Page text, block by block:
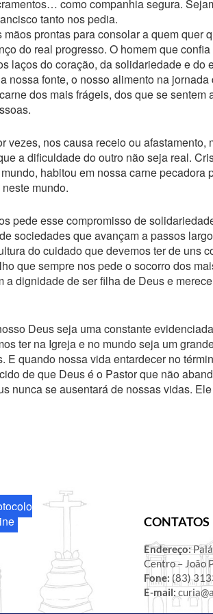
como companhia segura.
tanto nos pedia.
prontas para consolar a quem quer
do real progresso. O homem que
laços do coração, da solidariedade e do
nossa fonte, o nosso alimento na
dos mais frágeis, dos que se
vezes, nos causa receio ou
a dificuldade do outro não seja real.
habitou em nossa carne pecadora
mundo.
pede esse compromisso de
sociedades que avançam a passos
do cuidado que devemos ter de uns
que sempre nos pede o socorro dos
a dignidade de ser filha de Deus e
Deus seja uma constante
ter na Igreja e no mundo seja um
E quando nossa vida entardecer no
de que Deus é o Pastor que não
nunca se ausentará de nossas vidas.
CONTATOS
Endereço:
Centro – João
Fone: (83)
E-mail: